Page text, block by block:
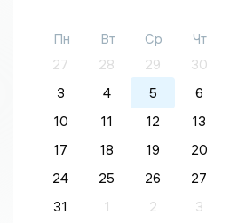
Пн Вт Ср Чт
27
28 29 30
3
4 5 6
10
11 12 13
17
18 19 20
24
25 26 27
31
1 2 3